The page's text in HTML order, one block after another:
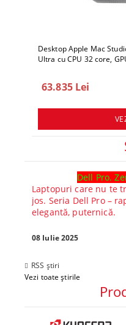
Desktop Apple Mac
Ultra cu CPU 32 core,
63.835 Lei
Dell Pro.
Laptopuri care nu te
jos. Seria Dell Pro –
elegantă, puternică.
08 Iulie 2025
RSS știri
Vezi toate știrile